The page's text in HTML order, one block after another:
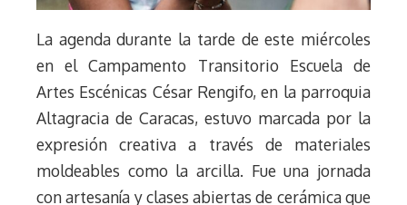
La agenda durante la tarde de este miércoles
en el Campamento Transitorio Escuela de
Artes Escénicas César Rengifo, en la parroquia
Altagracia de Caracas, estuvo marcada por la
expresión creativa a través de materiales
moldeables como la arcilla. Fue una jornada
con artesanía y clases abiertas de cerámica que